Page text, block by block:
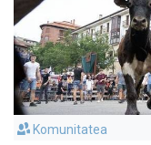
Komunitatea